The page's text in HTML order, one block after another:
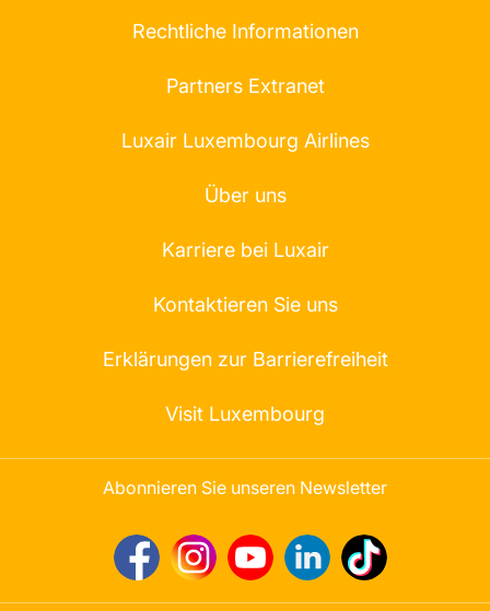
Rechtliche Informationen
Partners Extranet
Luxair Luxembourg Airlines
Über uns
Karriere bei Luxair
Kontaktieren Sie uns
Erklärungen zur Barrierefreiheit
Visit Luxembourg
Abonnieren Sie unseren Newsletter